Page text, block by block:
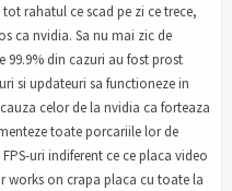
rahatul ce scad pe zi ce trece,
ca nvidia. Sa nu mai zic de
99.9% din cazuri au fost prost
si updateuri sa functioneze in
celor de la nvidia ca forteaza
toate porcariile lor de
uri indiferent ce ce placa video
works on crapa placa cu toate la